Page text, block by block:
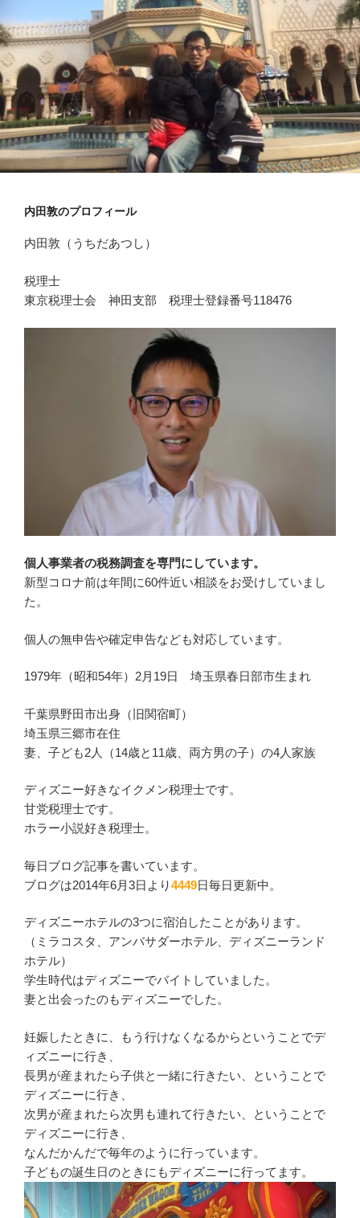
内田敦のプロフィール
内田敦（うちだあつし）
税理士
東京税理士会 神田支部 税理士登録番号118476
個人事業者の税務調査を専門にしています。
新型コロナ前は年間に60件近い相談をお受けしていまし
た。
個人の無申告や確定申告なども対応しています。
1979年（昭和54年）2月19日 埼玉県春日部市生まれ
千葉県野田市出身（旧関宿町）
埼玉県三郷市在住
妻、子ども2人（14歳と11歳、両方男の子）の4人家族
ディズニー好きなイクメン税理士です。
甘党税理士です。
ホラー小説好き税理士。
毎日ブログ記事を書いています。
ブログは2014年6月3日より4449日毎日更新中。
ディズニーホテルの3つに宿泊したことがあります。
（ミラコスタ、アンバサダーホテル、ディズニーランド
ホテル）
学生時代はディズニーでバイトしていました。
妻と出会ったのもディズニーでした。
妊娠したときに、もう行けなくなるからということでデ
ィズニーに行き、
長男が産まれたら子供と一緒に行きたい、ということで
ディズニーに行き、
次男が産まれたら次男も連れて行きたい、ということで
ディズニーに行き、
なんだかんだで毎年のように行っています。
子どもの誕生日のときにもディズニーに行ってます。